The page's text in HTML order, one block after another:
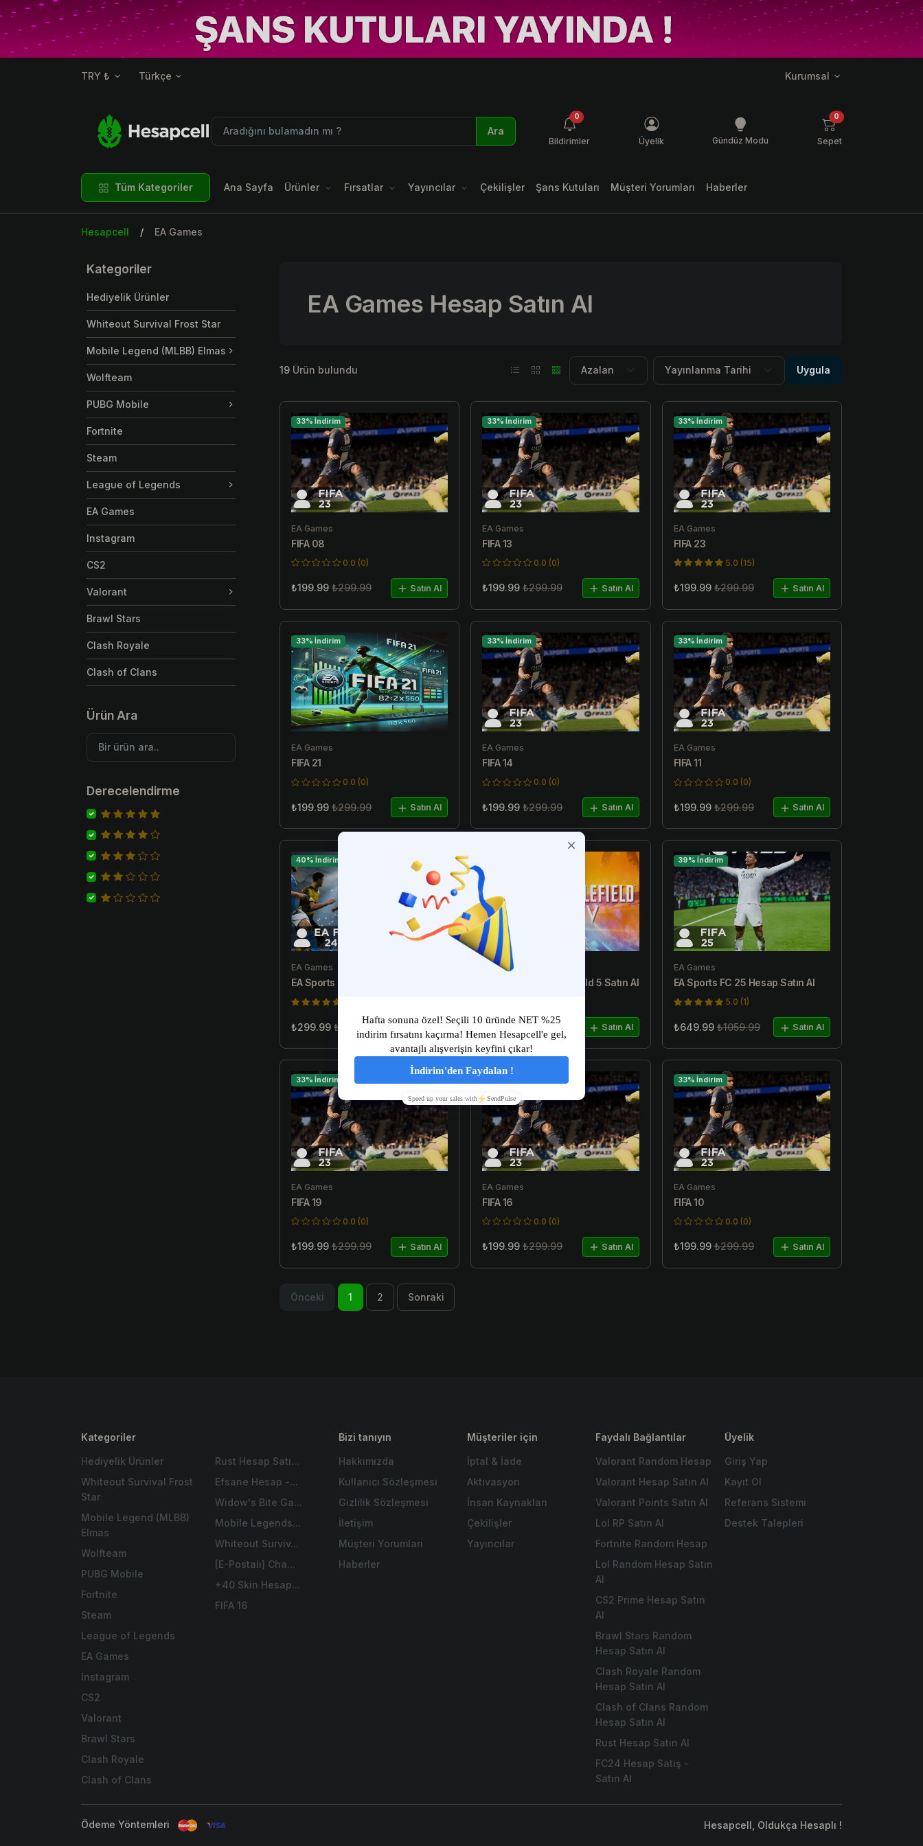
TRY ₺ Türkçe Kurumsal
Ara
0okunmamış mesaj
Bildirimler Üyelik Gündüz Modu
0 ürün
Sepet
Tüm Kategoriler Ana Sayfa Ürünler Fırsatlar Yayıncılar Çekilişler Şans Kutuları Müşteri Yorumları Haberler
Hesapcell EA Games
Kategoriler
Hediyelik Ürünler
Whiteout Survival Frost Star
Mobile Legend (MLBB) Elmas
Wolfteam
PUBG Mobile
Fortnite
Steam
League of Legends
EA Games
Instagram
CS2
Valorant
Brawl Stars
Clash Royale
Clash of Clans
Ürün Ara
Derecelendirme
EA Games Hesap Satın Al
19 Ürün bulundu Uygula
33% İndirim
EA Games
FIFA 08
0.0 (0)
₺199.99 ₺299.99 Satın Al
33% İndirim
EA Games
FIFA 13
0.0 (0)
₺199.99 ₺299.99 Satın Al
33% İndirim
EA Games
FIFA 23
5.0 (15)
₺199.99 ₺299.99 Satın Al
33% İndirim
EA Games
FIFA 21
0.0 (0)
₺199.99 ₺299.99 Satın Al
33% İndirim
EA Games
FIFA 14
0.0 (0)
₺199.99 ₺299.99 Satın Al
33% İndirim
EA Games
FIFA 11
0.0 (0)
₺199.99 ₺299.99 Satın Al
40% İndirim
EA Games
EA Sports FC 24 Hesap Satın Al
₺299.99 ₺499.99
EA Games
Battlefield V - Battlefield 5 Satın Al
₺49.99 ₺99.99 Satın Al
39% İndirim
EA Games
EA Sports FC 25 Hesap Satın Al
5.0 (1)
₺649.99 ₺1059.99 Satın Al
33% İndirim
EA Games
FIFA 19
0.0 (0)
₺199.99 ₺299.99 Satın Al
EA Games
FIFA 16
0.0 (0)
₺199.99 ₺299.99 Satın Al
33% İndirim
EA Games
FIFA 10
0.0 (0)
₺199.99 ₺299.99 Satın Al
Önceki 1 2 Sonraki
Kategoriler
Hediyelik Ürünler
Whiteout Survival Frost
Star
Mobile Legend (MLBB)
Elmas
Wolfteam
PUBG Mobile
Fortnite
Steam
League of Legends
EA Games
Instagram
CS2
Valorant
Brawl Stars
Clash Royale
Clash of Clans
Rust Hesap Satı...
Efsane Hesap -...
Widow's Bite Ga...
Mobile Legends...
Whiteout Surviv...
[E-Postalı] Cha...
+40 Skin Hesap...
FIFA 16
Bizi tanıyın
Hakkımızda
Kullanıcı Sözleşmesi
Gizlilik Sözleşmesi
İletişim
Müşteri Yorumları
Haberler
Müşteriler için
İptal & İade
Aktivasyon
İnsan Kaynakları
Çekilişler
Yayıncılar
Faydalı Bağlantılar
Valorant Random Hesap
Valorant Hesap Satın Al
Valorant Points Satın Al
Lol RP Satın Al
Fortnite Random Hesap
Lol Random Hesap Satın
Al
CS2 Prime Hesap Satın
Al
Brawl Stars Random
Hesap Satın Al
Clash Royale Random
Hesap Satın Al
Clash of Clans Random
Hesap Satın Al
Rust Hesap Satın Al
FC24 Hesap Satış -
Satın Al
Üyelik
Giriş Yap
Kayıt Ol
Referans Sistemi
Destek Talepleri
Ödeme Yöntemleri Hesapcell, Oldukça Hesaplı !